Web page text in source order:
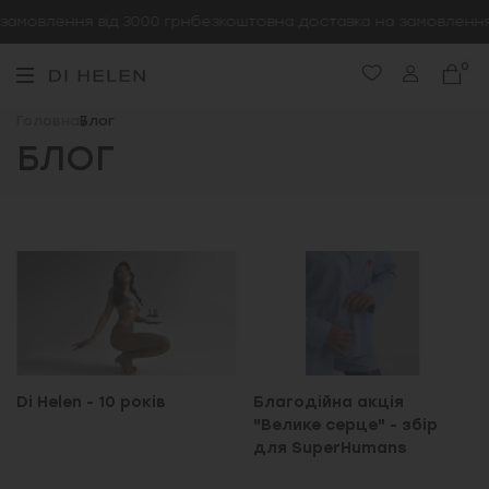
0
Блог
БЛОГ
Di Helen - 10 років
Благодійна акція
"Велике серце" - збір
для SuperHumans